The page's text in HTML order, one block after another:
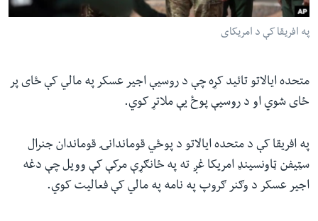
ځای
تهپه افریقا کې د امریکای
متحده ایالاتو تائید کړه چې د روسیې اجیر عسکر په مالي کې ځای پر
ځای شوي او د روسیې پوځ یې ملاتړ کوي.
په افریقا کې د متحده ایالاتو د پوځي قوماندانۍ قوماندان جنرال
سټیفن ټاونسینډ امریکا غږ ته په ځانګړې مرکې کې وویل چې دغه
اجیر عسکر د وګنر ګروپ په نامه په مالي کې فعالیت کوي.